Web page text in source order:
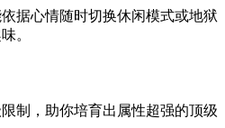
据心情随时切换休闲模式或地狱
。
制，助你培育出属性超强的顶级